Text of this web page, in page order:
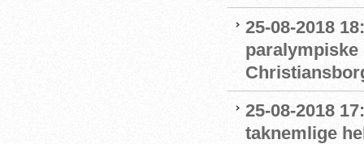
25-08-2018
paralympiske
25-08-2018
taknemlige